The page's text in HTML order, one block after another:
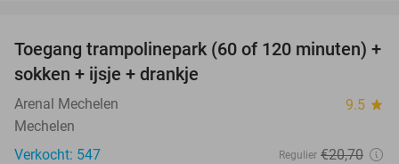
47%
Toegang trampolinepark (60 of 120 minuten) +
sokken + ijsje + drankje
Arenal Mechelen 9.5 star
Mechelen
Verkocht: 547
Regulier €20,70